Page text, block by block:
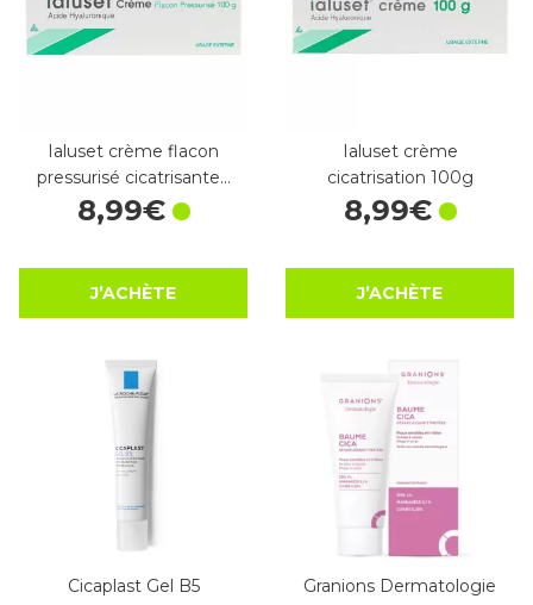
Ialuset crème flacon
pressurisé cicatrisante…
8,99€
J’ACHÈTE
Ialuset crème
cicatrisation 100g
8,99€
J’ACHÈTE
Cicaplast Gel B5
Granions Dermatologie